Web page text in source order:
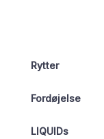
Rytter
Fordøjelse
LIQUIDs